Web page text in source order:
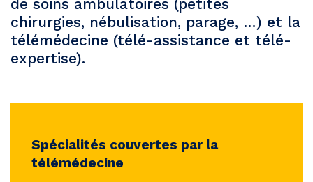
de soins ambulatoires (petites
chirurgies, nébulisation, parage, …) et la
télémédecine (télé-assistance et télé-
expertise).
Spécialités couvertes par la
télémédecine